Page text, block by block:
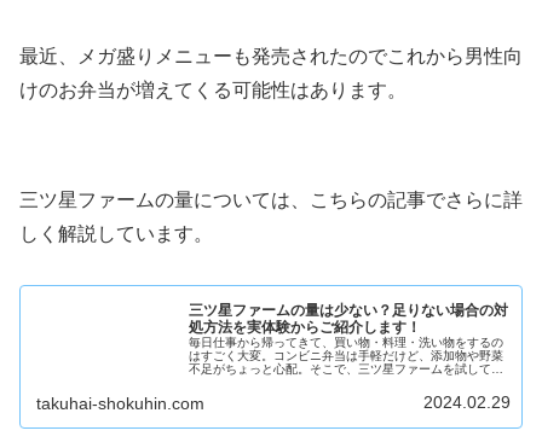
最近、メガ盛りメニューも発売されたのでこれから男性向
けのお弁当が増えてくる可能性はあります。
三ツ星ファームの量については、こちらの記事でさらに詳
しく解説しています。
三ツ星ファームの量は少ない？足りない場合の対
処方法を実体験からご紹介します！
毎日仕事から帰ってきて、買い物・料理・洗い物をするの
はすごく大変。コンビニ弁当は手軽だけど、添加物や野菜
不足がちょっと心配。そこで、三ツ星ファームを試してみ
takuhai-shokuhin.com 2024.02.29